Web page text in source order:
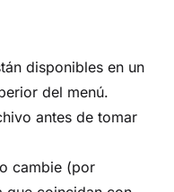
disponibles en un
del menú.
antes de tomar
cambie (por